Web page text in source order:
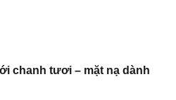
chanh tươi – mặt nạ dành